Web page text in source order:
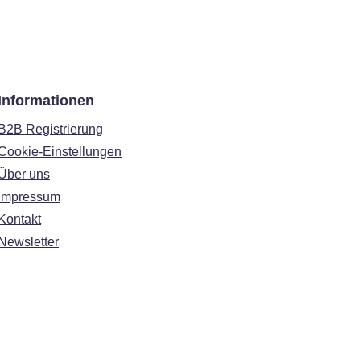
B2B Registrierung
Einstellungen
uns
Impressum
Kontakt
Newsletter